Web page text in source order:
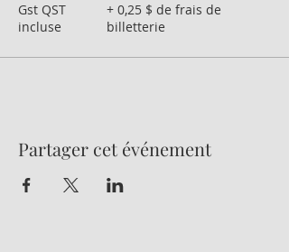
Gst QST
incluse
+ 0,25 $ de frais de
billetterie
Partager cet événement